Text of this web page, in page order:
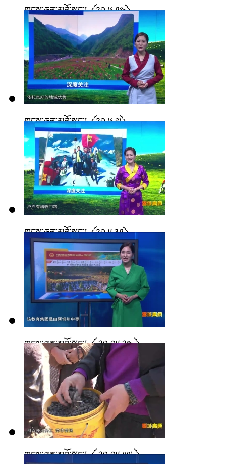
གངས་ཅན་མཐོ་སྒང་། ༼༢༠.༦.༡༤༽
གངས་ཅན་མཐོ་སྒང་། ༼༢༠.༦.༧༽
གངས་ཅན་མཐོ་སྒང་། ༼༢༠.༥.༣༡༽
གངས་ཅན་མཐོ་སྒང་། ༼ ༢༠.༠༥.༢༤ ༽
གངས་ཅན་མཐོ་སྒང་། ༼ ༢༠.༠༥.༡༧ ༽